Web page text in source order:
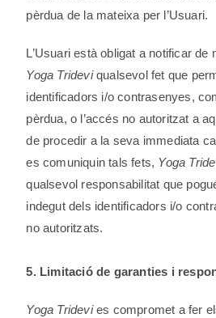
pèrdua de la mateixa per l’Usuari.
L’Usuari està obligat a notificar de
Yoga Trideviqualsevol fet que
identificadors i/o contrasenyes,
pèrdua, o l’accés no autoritzat a
de procedir a la seva immediata
es comuniquin tals fets, Yoga
qualsevol responsabilitat que
indegut dels identificadors i/o
no autoritzats.
5. Limitació de garanties i
Yoga Tridevies compromet a fer